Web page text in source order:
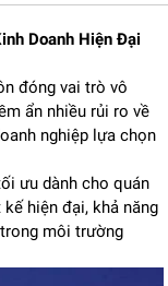
Doanh Hiện Đại
đóng vai trò vô
ẩn nhiều rủi ro về
nghiệp lựa chọn
ưu dành cho quán
hiện đại, khả năng
môi trường